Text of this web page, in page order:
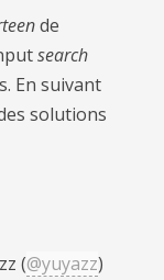
de
search
En suivant
solutions
(@yuyazz)